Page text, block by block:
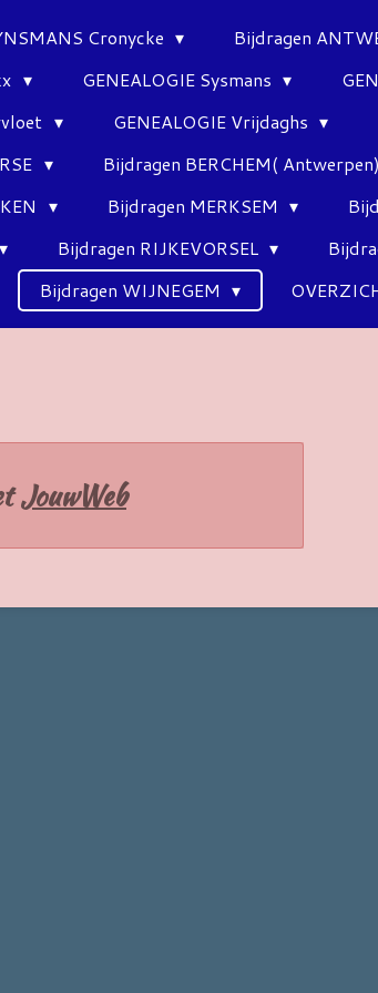
Cronycke
Bijdragen
GENEALOGIE Sysmans
GENEALOGIE Vrijdaghs
Bijdragen BERCHEM( Antwerpen)
Bijdragen MERKSEM
Bijdragen RIJKEVORSEL
Bijdragen WIJNEGEM
JouwWeb